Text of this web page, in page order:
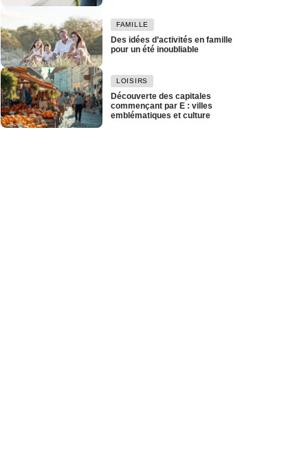
FAMILLE
Des idées d’activités en famille
pour un été inoubliable
LOISIRS
Découverte des capitales
commençant par E : villes
emblématiques et culture